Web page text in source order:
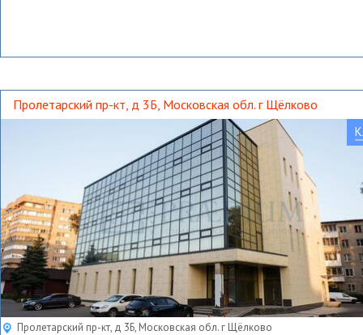
Пролетарский пр-кт, д 3Б, Московская обл. г Щёлково
Пролетарский пр-кт, д 3Б, Московская обл. г Щёлково